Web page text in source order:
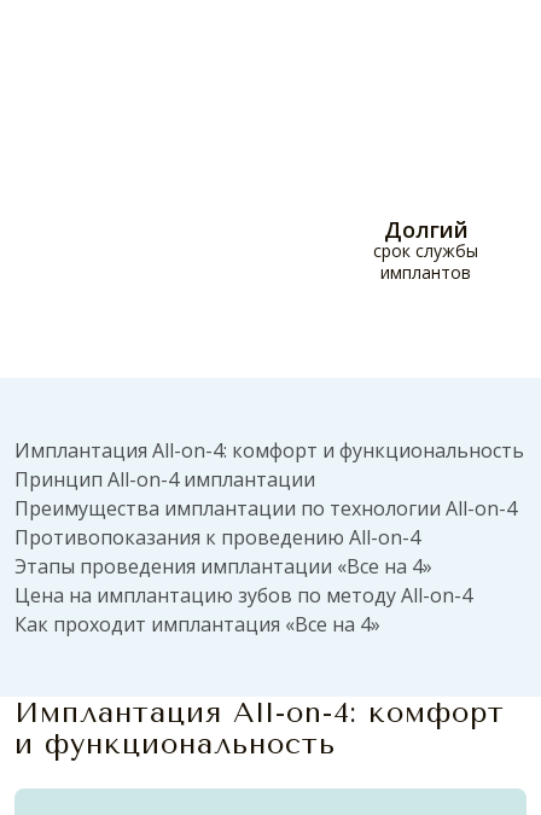
Долгий
срок службы
имплантов
Имплантация All-on-4: комфорт и функциональность
Принцип All-on-4 имплантации
Преимущества имплантации по технологии All-on-4
Противопоказания к проведению All-on-4
Этапы проведения имплантации «Все на 4»
Цена на имплантацию зубов по методу All-on-4
Как проходит имплантация «Все на 4»
Имплантация All-on-4: комфорт
и функциональность